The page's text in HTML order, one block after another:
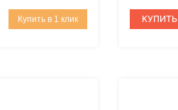
Купить в 1 клик КУПИТЬ